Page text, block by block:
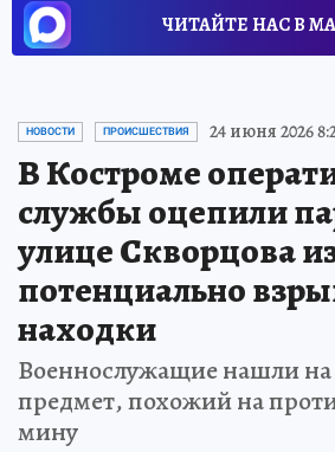
ЧИТАЙТЕ НАС В
НОВОСТИ ПРОИСШЕСТВИЯ 24 июня 2026
В Костроме
службы оцепили
улице Скворцова
потенциально
находки
Военнослужащие нашли на
предмет, похожий на
мину